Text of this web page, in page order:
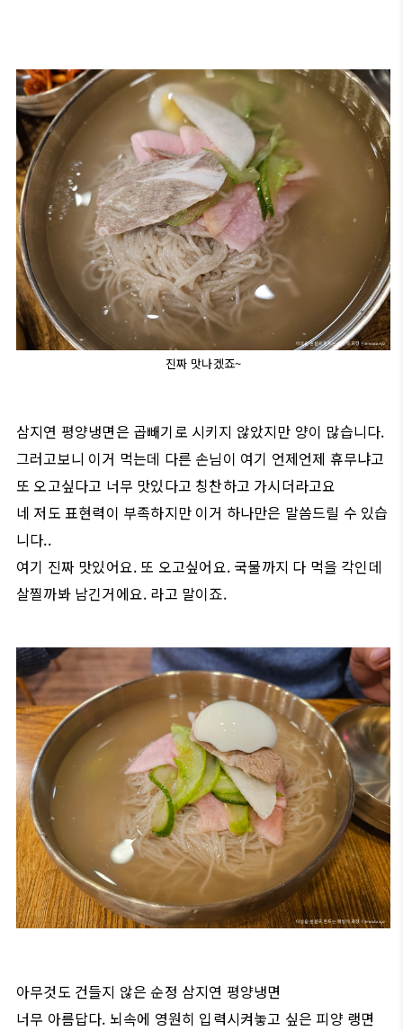
진짜 맛나겠죠~
삼지연 평양냉면은 곱빼기로 시키지 않았지만 양이 많습니다.
그러고보니 이거 먹는데 다른 손님이 여기 언제언제 휴무냐고
또 오고싶다고 너무 맛있다고 칭찬하고 가시더라고요
네 저도 표현력이 부족하지만 이거 하나만은 말씀드릴 수 있습
니다..
여기 진짜 맛있어요. 또 오고싶어요. 국물까지 다 먹을 각인데
살찔까봐 남긴거에요. 라고 말이죠.
아무것도 건들지 않은 순정 삼지연 평양냉면
너무 아름답다. 뇌속에 영원히 입력시켜놓고 싶은 피양 랭면